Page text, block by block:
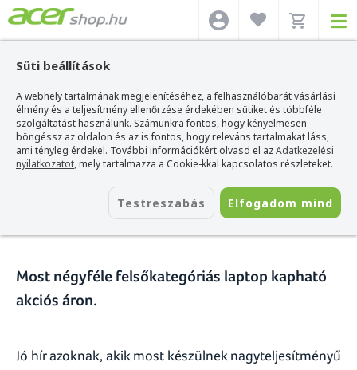
Süti beállítások
A webhely tartalmának megjelenítéséhez, a felhasználóbarát vásárlási
élmény és a teljesítmény ellenőrzése érdekében sütiket és többféle
szolgáltatást használunk. Számunkra fontos, hogy kényelmesen
böngéssz az oldalon és az is fontos, hogy releváns tartalmakat láss,
ami tényleg érdekel. További információkért olvasd el azAdatkezelési
nyilatkozatot, mely tartalmazza a Cookie-kkal kapcsolatos részleteket.
Testreszabás Elfogadom mind
Acer webshop>Hírek>Intel Core i7 processzoros Acer notebook akció
Intel Core i7 processzoros Acer
notebook akció
Most négyféle felsőkategóriás laptop kapható
akciós áron.
Jó hír azoknak, akik most készülnek nagyteljesítményű